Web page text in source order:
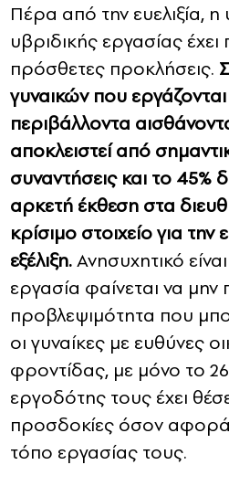
Πέρα από την ευελιξία, η
υβριδικής εργασίας
πρόσθετες προκλήσεις.
γυναικών που
περιβάλλοντα
αποκλειστεί από
συναντήσεις και το 45%
αρκετή έκθεση στα
κρίσιμο στοιχείο για
εξέλιξη.Ανησυχητικό
εργασία φαίνεται να μην
προβλεψιμότητα που
οι γυναίκες με ευθύνες
φροντίδας, με μόνο το
εργοδότης τους έχει
προσδοκίες όσον
τόπο εργασίας τους.